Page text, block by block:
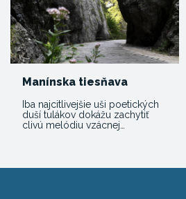
Manínska tiesňava
Iba najcitlivejšie uši poetických
duší tulákov dokážu zachytiť
clivú melódiu vzácnej…